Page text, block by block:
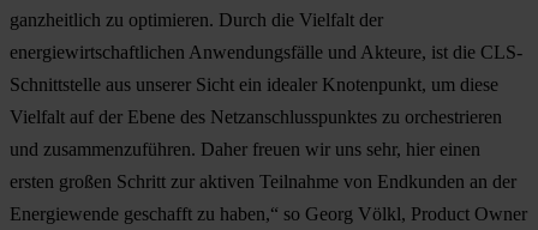
ganzheitlich zu optimieren. Durch die Vielfalt der
energiewirtschaftlichen Anwendungsfälle und Akteure, ist die CLS-
Schnittstelle aus unserer Sicht ein idealer Knotenpunkt, um diese
Vielfalt auf der Ebene des Netzanschlusspunktes zu orchestrieren
und zusammenzuführen. Daher freuen wir uns sehr, hier einen
ersten großen Schritt zur aktiven Teilnahme von Endkunden an der
Energiewende geschafft zu haben,“ so Georg Völkl, Product Owner